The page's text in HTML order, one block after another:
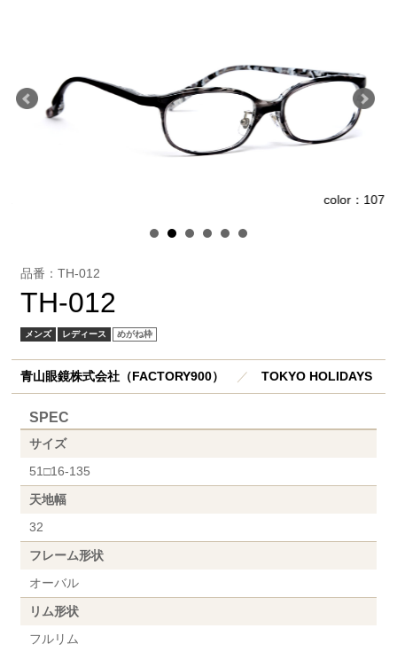
color：107
品番：TH-012
TH-012
メンズ レディース めがね枠
青山眼鏡株式会社（FACTORY900） ／TOKYO HOLIDAYS
SPEC
サイズ
51□16-135
天地幅
32
フレーム形状
オーバル
リム形状
フルリム